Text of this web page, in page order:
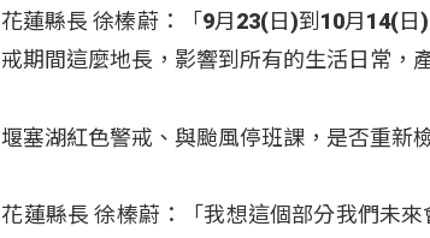
花蓮縣長 徐榛蔚：「9月23(日)到10月14(
戒期間這麼地長，影響到所有的生活日常，
堰塞湖紅色警戒、與颱風停班課，是否重新
花蓮縣長 徐榛蔚：「我想這個部分我們未